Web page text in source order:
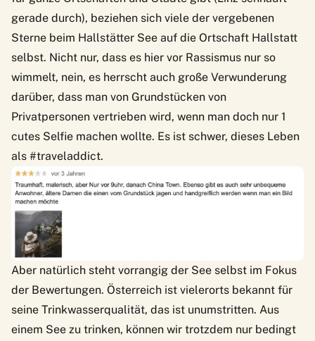
gerade durch), beziehen sich viele der vergebenen
Sterne beim Hallstätter See auf die Ortschaft Hallstatt
selbst. Nicht nur, dass es hier vor Rassismus nur so
wimmelt, nein, es herrscht auch große Verwunderung
darüber, dass man von Grundstücken von
Privatpersonen vertrieben wird, wenn man doch nur 1
cutes Selfie machen wollte. Es ist schwer, dieses Leben
als #traveladdict.
Aber natürlich steht vorrangig der See selbst im Fokus
der Bewertungen. Österreich ist vielerorts bekannt für
seine Trinkwasserqualität, das ist unumstritten. Aus
einem See zu trinken, können wir trotzdem nur bedingt